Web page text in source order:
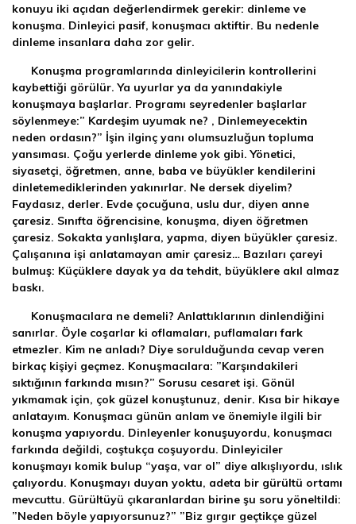
konuyu iki açıdan değerlendirmek gerekir: dinleme ve
konuşma. Dinleyici pasif, konuşmacı aktiftir. Bu nedenle
dinleme insanlara daha zor gelir.
Konuşma programlarında dinleyicilerin kontrollerini
kaybettiği görülür. Ya uyurlar ya da yanındakiyle
konuşmaya başlarlar. Programı seyredenler başlarlar
söylenmeye:” Kardeşim uyumak ne? , Dinlemeyecektin
neden ordasın?” İşin ilginç yanı olumsuzluğun topluma
yansıması. Çoğu yerlerde dinleme yok gibi. Yönetici,
siyasetçi, öğretmen, anne, baba ve büyükler kendilerini
dinletemediklerinden yakınırlar. Ne dersek diyelim?
Faydasız, derler. Evde çocuğuna, uslu dur, diyen anne
çaresiz. Sınıfta öğrencisine, konuşma, diyen öğretmen
çaresiz. Sokakta yanlışlara, yapma, diyen büyükler çaresiz.
Çalışanına işi anlatamayan amir çaresiz… Bazıları çareyi
bulmuş: Küçüklere dayak ya da tehdit, büyüklere akıl almaz
baskı.
Konuşmacılara ne demeli? Anlattıklarının dinlendiğini
sanırlar. Öyle coşarlar ki oflamaları, puflamaları fark
etmezler. Kim ne anladı? Diye sorulduğunda cevap veren
birkaç kişiyi geçmez. Konuşmacılara: ”Karşındakileri
sıktığının farkında mısın?” Sorusu cesaret işi. Gönül
yıkmamak için, çok güzel konuştunuz, denir. Kısa bir hikaye
anlatayım. Konuşmacı günün anlam ve önemiyle ilgili bir
konuşma yapıyordu. Dinleyenler konuşuyordu, konuşmacı
farkında değildi, coştukça coşuyordu. Dinleyiciler
konuşmayı komik bulup “yaşa, var ol” diye alkışlıyordu, ıslık
çalıyordu. Konuşmayı duyan yoktu, adeta bir gürültü ortamı
mevcuttu. Gürültüyü çıkaranlardan birine şu soru yöneltildi:
”Neden böyle yapıyorsunuz?” ”Biz gırgır geçtikçe güzel